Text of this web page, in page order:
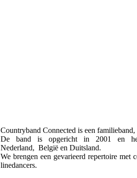
Countryband Connected is een familieband,
De band is opgericht in 2001 en
Nederland, België en Duitsland.
We brengen een gevarieerd repertoire met
linedancers.